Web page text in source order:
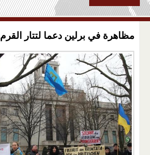
مظاهرة في برلين دعما لتتار القرم